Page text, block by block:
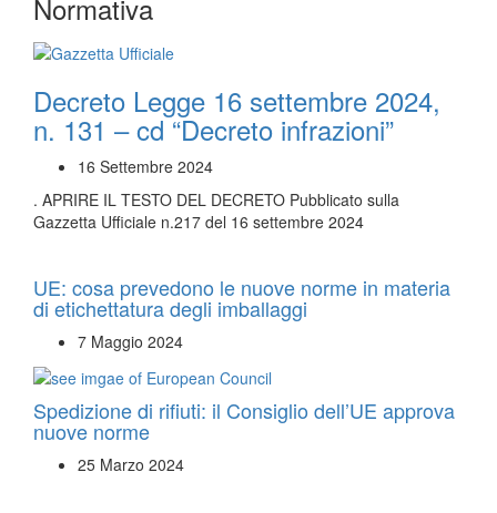
Normativa
Decreto Legge 16 settembre 2024,
n. 131 – cd “Decreto infrazioni”
16 Settembre 2024
. APRIRE IL TESTO DEL DECRETO Pubblicato sulla
Gazzetta Ufficiale n.217 del 16 settembre 2024
UE: cosa prevedono le nuove norme in materia
di etichettatura degli imballaggi
7 Maggio 2024
Spedizione di rifiuti: il Consiglio dell’UE approva
nuove norme
25 Marzo 2024